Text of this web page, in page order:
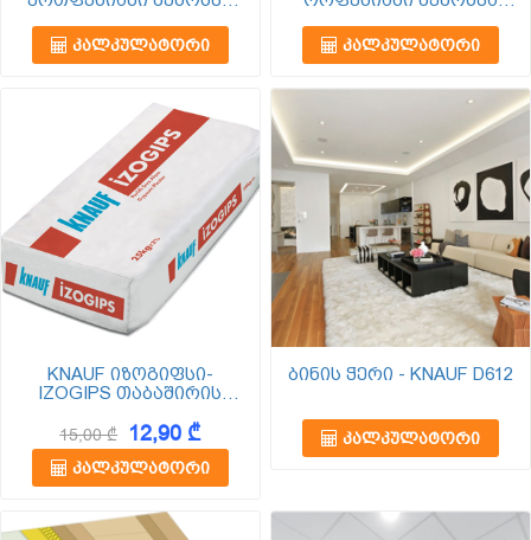
იზოლაციით
ᲙᲐᲚᲙᲣᲚᲐᲢᲝᲠᲘ
იზოლაციით
ᲙᲐᲚᲙᲣᲚᲐᲢᲝᲠᲘ
KNAUF იზოგიფსი-
IZOGIPS თაბაშირის
15,00 ₾ 12,90 ₾
ᲙᲐᲚᲙᲣᲚᲐᲢᲝᲠᲘ
ბინის ჭერი - KNAUF D612
ᲙᲐᲚᲙᲣᲚᲐᲢᲝᲠᲘ